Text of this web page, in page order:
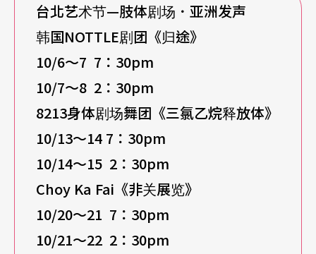
台北艺术节—肢体剧场．亚洲发声
韩国NOTTLE剧团《归途》
10/6〜7 7：30pm
10/7〜8 2：30pm
8213身体剧场舞团《三氯乙烷释放体》
10/13〜14 7：30pm
10/14〜15 2：30pm
Choy Ka Fai 《非关展览》
10/20〜21 7：30pm
10/21〜22 2：30pm